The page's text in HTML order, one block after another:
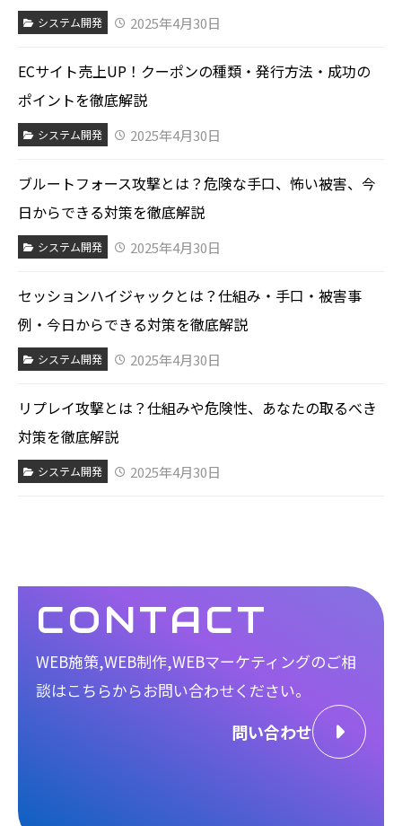
システム開発 2025年4月30日
ECサイト売上UP！クーポンの種類・発行方法・成功の
ポイントを徹底解説
システム開発 2025年4月30日
ブルートフォース攻撃とは？危険な手口、怖い被害、今
日からできる対策を徹底解説
システム開発 2025年4月30日
セッションハイジャックとは？仕組み・手口・被害事
例・今日からできる対策を徹底解説
システム開発 2025年4月30日
リプレイ攻撃とは？仕組みや危険性、あなたの取るべき
対策を徹底解説
システム開発 2025年4月30日
CONTACT
WEB施策,WEB制作,WEBマーケティングのご相
談はこちらからお問い合わせください。
問い合わせ